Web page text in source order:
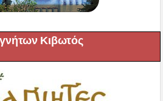
Κιβωτός